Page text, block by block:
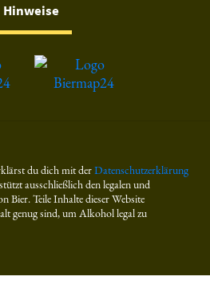
Hinweise
du dich mit derDatenschutzerklärung
ausschließlich den legalen und
Bier. Teile Inhalte dieser Website
genug sind, um Alkohol legal zu